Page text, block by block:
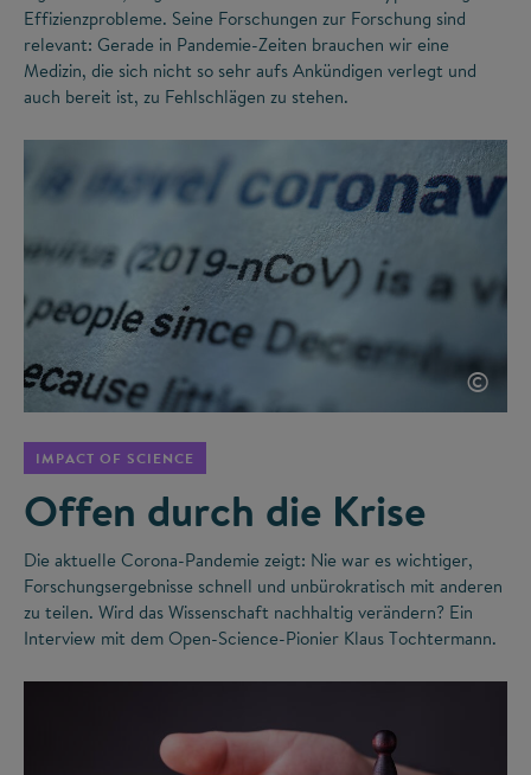
Effizienzprobleme. Seine Forschungen zur Forschung sind
relevant: Gerade in Pandemie-Zeiten brauchen wir eine
Medizin, die sich nicht so sehr aufs Ankündigen verlegt und
auch bereit ist, zu Fehlschlägen zu stehen.
©
IMPACT OF SCIENCE
Offen durch die Krise
Die aktuelle Corona-Pandemie zeigt: Nie war es wichtiger,
Forschungsergebnisse schnell und unbürokratisch mit anderen
zu teilen. Wird das Wissenschaft nachhaltig verändern? Ein
Interview mit dem Open-Science-Pionier Klaus Tochtermann.